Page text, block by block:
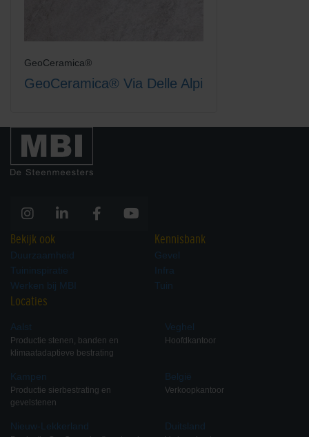
GeoCeramica®
GeoCeramica® Via Delle Alpi
Bekijk ook
Duurzaamheid
Tuininspiratie
Werken bij MBI
Kennisbank
Gevel
Infra
Tuin
Locaties
Aalst
Productie stenen, banden en
klimaatadaptieve bestrating
Kampen
Productie sierbestrating en
gevelstenen
Nieuw-Lekkerland
Veghel
Hoofdkantoor
België
Verkoopkantoor
Duitsland